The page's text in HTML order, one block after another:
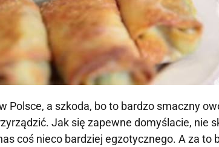
Polsce, a szkoda, bo to bardzo smaczny
Jak się zapewne domyślacie, nie
coś nieco bardziej egzotycznego. A za to